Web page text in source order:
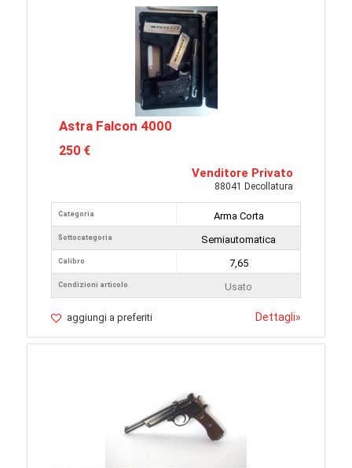
Astra Falcon 4000
250 €
Venditore Privato
88041 Decollatura
Categoria
Sottocategoria
Calibro
Condizioni articolo
Arma Corta
Semiautomatica
7,65
Usato
aggiungi a preferiti Dettagli»